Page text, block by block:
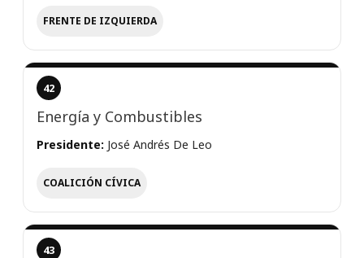
FRENTE DE IZQUIERDA
42
Energía y Combustibles
Presidente: José Andrés De Leo
COALICIÓN CÍVICA
43